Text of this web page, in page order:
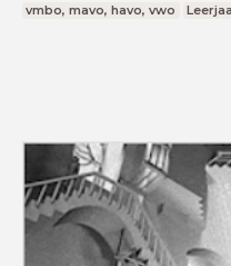
vmbo, mavo, havo, vwo